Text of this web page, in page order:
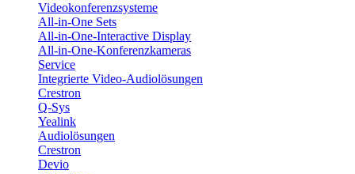
Videokonferenzsysteme
All-in-One Sets
All-in-One-Interactive Display
All-in-One-Konferenzkameras
Service
Integrierte Video-Audiolösungen
Crestron
Q-Sys
Yealink
Audiolösungen
Crestron
Devio